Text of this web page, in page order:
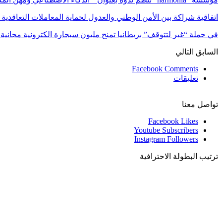
اتفاقية شراكة بين الأمن الوطني والعدول لحماية المعاملات
في حملة “غير لتتوقف” بريطانيا تمنح مليون سيجارة الكترونية
السابق التالي
Facebook Comments
تعليقات
تواصل معنا
Facebook Likes
Youtube Subscribers
Instagram Followers
ترتيب البطولة الاحترافية